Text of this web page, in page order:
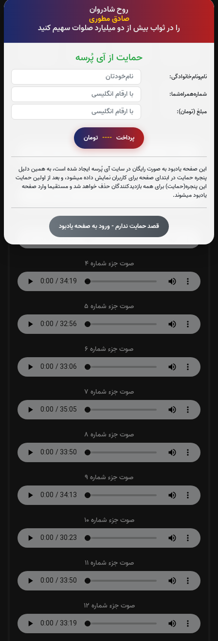
روح شادروان
صادق مطوری
را در ثواب بیش از دو میلیارد صلوات سهیم کنید
حمایت از آی پُرسه
نام‌و‌نام‌خانوادگی:
شماره‌همراه‌شما:
مبلغ (تومان):
پرداخت ----
این صفحه یادبود به صورت رایگان در سایت آی پُرسه ایجاد شده است، به همین دلیل
پنجره حمایت در ابتدای صفحه برای کاربران نمایش داده میشود، و بعد از اولین حمایت
این پنجره(حمایت) برای همه بازدیدکنندگان حذف خواهد شد و مستقیما وارد صفحه
یادبود میشوند.
قصد حمایت ندارم - ورود به صفحه یادبود
0بار
0 بار
جزء 29
0 بار
جزء 30
بار
صوت جزء شماره 1
صوت جزء شماره 2
صوت جزء شماره 3
صوت جزء شماره 4
صوت جزء شماره 5
صوت جزء شماره 6
صوت جزء شماره 7
صوت جزء شماره 8
صوت جزء شماره 9
صوت جزء شماره 10
صوت جزء شماره 11
صوت جزء شماره 12